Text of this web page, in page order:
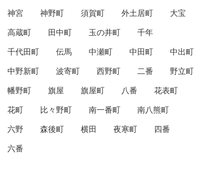
神宮
神野町 須賀町 外土居町
大宝
高蔵町
田中町 玉の井町
千年
千代田町
伝馬 中瀬町 中田町
中出町
中野新町
波寄町 西野町 二番
野立町
幡野町
旗屋 旗屋町 八番
花表町
花町
比々野町 南一番町
南八熊町
六野
森後町 横田 夜寒町
四番
六番